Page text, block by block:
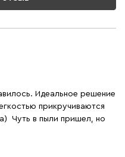
Идеальное решение
прикручиваются
Чуть в пыли пришел, но